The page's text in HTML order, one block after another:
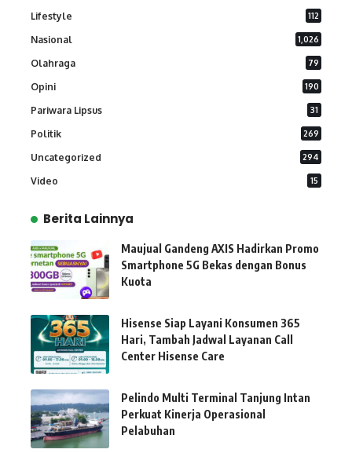
Lifestyle 112
Nasional 1,026
Olahraga 79
Opini 190
Pariwara Lipsus 31
Politik 269
Uncategorized 294
Video 15
Berita Lainnya
Maujual Gandeng AXIS Hadirkan Promo
Smartphone 5G Bekas dengan Bonus
Kuota
Hisense Siap Layani Konsumen 365
Hari, Tambah Jadwal Layanan Call
Center Hisense Care
Pelindo Multi Terminal Tanjung Intan
Perkuat Kinerja Operasional
Pelabuhan